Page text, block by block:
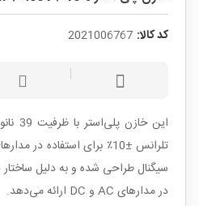
کد کالا: 2021006767
تلرانس ±10٪ برای استفاده
سیگنال طراحی شده و به دلیل ساختار
در مدارهای AC و DC ارائه می‌دهد.